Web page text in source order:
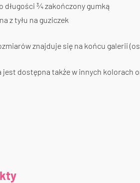
długości ¾ zakończony gumką
z tyłu na guziczek
znajduje się na końcu galerii
jest dostępna także w innych kolorach